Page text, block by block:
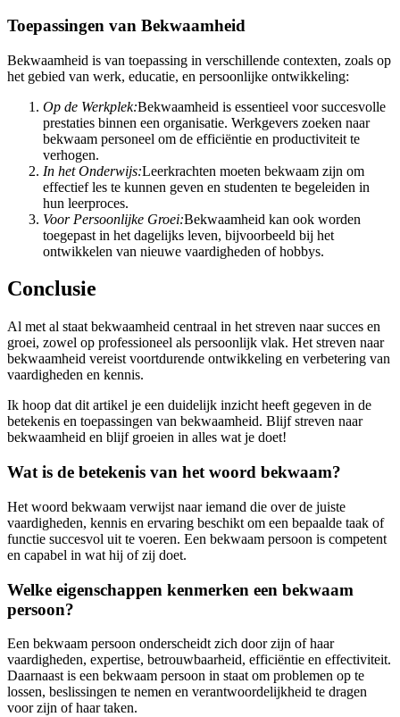
Toepassingen van Bekwaamheid
Bekwaamheid is van toepassing in verschillende contexten, zoals op
het gebied van werk, educatie, en persoonlijke ontwikkeling:
Op de Werkplek:Bekwaamheid is essentieel voor succesvolle
prestaties binnen een organisatie. Werkgevers zoeken naar
bekwaam personeel om de efficiëntie en productiviteit te
verhogen.
In het Onderwijs:Leerkrachten moeten bekwaam zijn om
effectief les te kunnen geven en studenten te begeleiden in
hun leerproces.
Voor Persoonlijke Groei:Bekwaamheid kan ook worden
toegepast in het dagelijks leven, bijvoorbeeld bij het
ontwikkelen van nieuwe vaardigheden of hobbys.
Conclusie
Al met al staat bekwaamheid centraal in het streven naar succes en
groei, zowel op professioneel als persoonlijk vlak. Het streven naar
bekwaamheid vereist voortdurende ontwikkeling en verbetering van
vaardigheden en kennis.
Ik hoop dat dit artikel je een duidelijk inzicht heeft gegeven in de
betekenis en toepassingen van bekwaamheid. Blijf streven naar
bekwaamheid en blijf groeien in alles wat je doet!
Wat is de betekenis van het woord bekwaam?
Het woord bekwaam verwijst naar iemand die over de juiste
vaardigheden, kennis en ervaring beschikt om een bepaalde taak of
functie succesvol uit te voeren. Een bekwaam persoon is competent
en capabel in wat hij of zij doet.
Welke eigenschappen kenmerken een bekwaam
persoon?
Een bekwaam persoon onderscheidt zich door zijn of haar
vaardigheden, expertise, betrouwbaarheid, efficiëntie en effectiviteit.
Daarnaast is een bekwaam persoon in staat om problemen op te
lossen, beslissingen te nemen en verantwoordelijkheid te dragen
voor zijn of haar taken.